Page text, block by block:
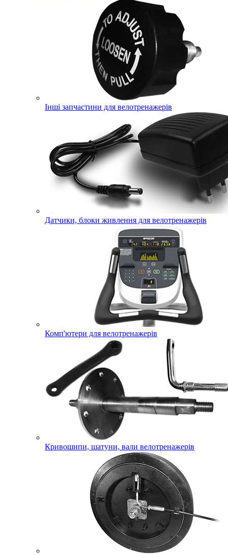
Інші запчастини для велотренажерів
Датчики, блоки живлення для велотренажерів
Комп'ютери для велотренажерів
Кривошипи, шатуни, вали велотренажерів